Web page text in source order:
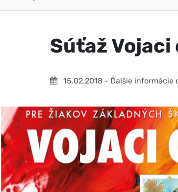
Súťaž
15.02.2018 - Ďalšie informácie